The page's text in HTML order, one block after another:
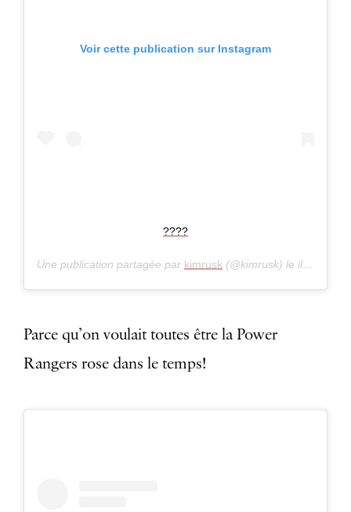
Voir cette publication sur Instagram
????
Une publication partagée par kimrusk (@kimrusk) le il y a 8 ans
Parce qu’on voulait toutes être la Power
Rangers rose dans le temps!